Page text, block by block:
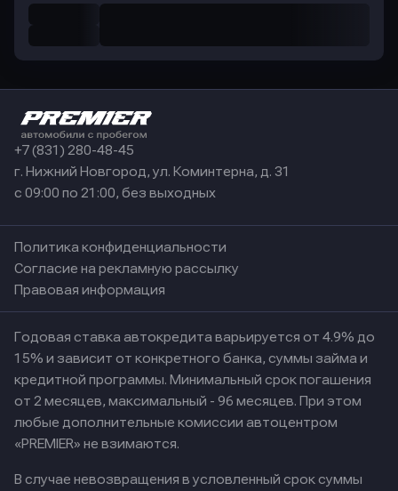
+7 (831) 280-48-45
г. Нижний Новгород, ул. Коминтерна, д. 31
с 09:00 по 21:00, без выходных
Политика конфиденциальности
Согласие на рекламную рассылку
Правовая информация
Годовая ставка автокредита варьируется от 4.9% до
15% и зависит от конкретного банка, суммы займа и
кредитной программы. Минимальный срок погашения
от 2 месяцев, максимальный - 96 месяцев. При этом
любые дополнительные комиссии автоцентром
«PREMIER» не взимаются.
В случае невозвращения в условленный срок суммы